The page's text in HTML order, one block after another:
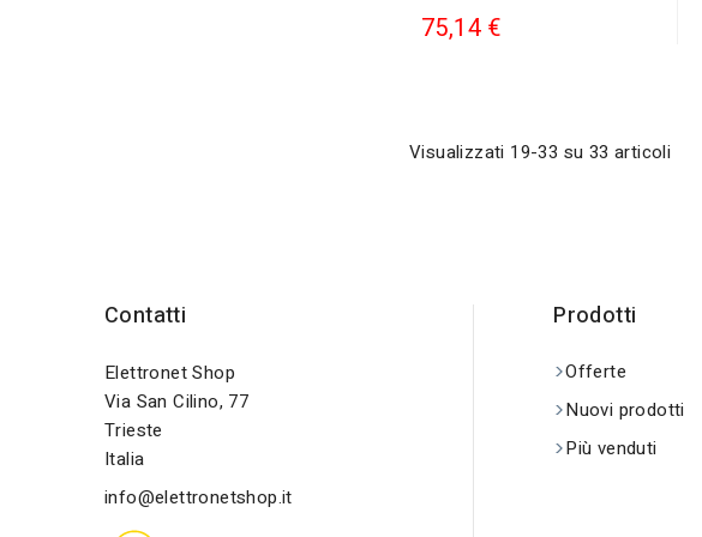
75,14 €
Visualizzati 19-33 su 33 articoli
Contatti
Elettronet Shop
Via San Cilino, 77
Trieste
Italia
info@elettronetshop.it
Prodotti
Offerte
Nuovi prodotti
Più venduti